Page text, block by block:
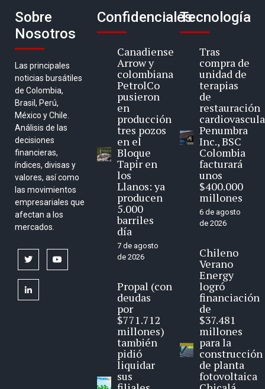
Sobre
Nosotros
Las principales
noticias bursátiles
de Colombia,
Brasil, Perú,
México y Chile.
Análisis de las
decisiones
financieras,
índices, divisas y
valores, así como
las movimientos
empresariales que
afectan a los
mercados.
twitter
linkedin
Confidenciales
Canadiense
Arrow y
colombiana
PetrolCo
pusieron
en
producción
tres pozos
en el
Bloque
Tapir en
los
Llanos: ya
producen
5.000
barriles
día
7 de agosto
de 2026
Propal (con
deudas
por
$771.712
millones)
también
pidió
liquidar
sus
Tecnología
Tras
compra de
unidad de
terapias
de
restauración
Penumbra
Inc., BSC
Colombia
facturará
unos
$400.000
millones
6 de agosto
de 2026
Chileno
Verano
Energy
logró
financiación
de
$37.481
millones
para la
construcción
de planta
fotovoltaica